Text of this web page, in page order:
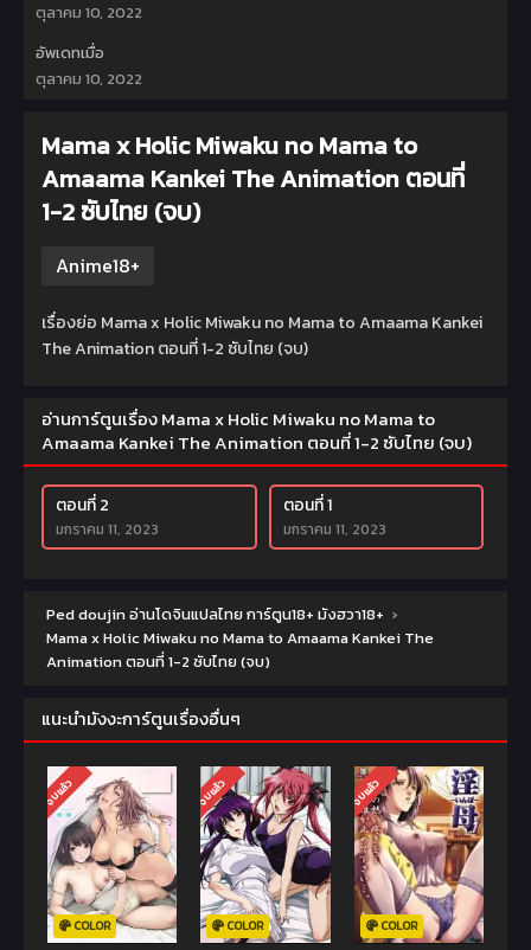
ตุลาคม 10, 2022
อัพเดทเมื่อ
ตุลาคม 10, 2022
Mama x Holic Miwaku no Mama to
Amaama Kankei The Animation ตอนที่
1-2 ซับไทย (จบ)
Anime18+
เรื่องย่อ Mama x Holic Miwaku no Mama to Amaama Kankei
The Animation ตอนที่ 1-2 ซับไทย (จบ)
อ่านการ์ตูนเรื่อง Mama x Holic Miwaku no Mama to
Amaama Kankei The Animation ตอนที่ 1-2 ซับไทย (จบ)
ตอนที่ 2
มกราคม 11, 2023
ตอนที่ 1
มกราคม 11, 2023
Ped doujin อ่านโดจินแปลไทย การ์ตูน18+ มังฮวา18+ ›
Mama x Holic Miwaku no Mama to Amaama Kankei The
Animation ตอนที่ 1-2 ซับไทย (จบ)
แนะนำมังงะการ์ตูนเรื่องอื่นๆ
จบแล้ว
COLOR
จบแล้ว
COLOR
จบแล้ว
COLOR